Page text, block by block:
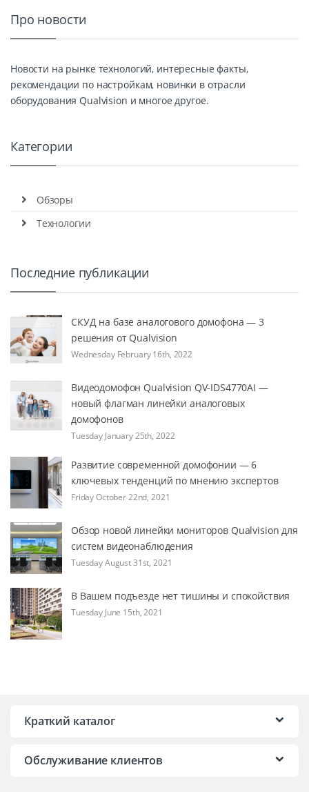
Про новости
Новости на рынке технологий, интересные факты,
рекомендации по настройкам, новинки в отрасли
оборудования Qualvision и многое другое.
Категории
Обзоры
Технологии
Последние публикации
СКУД на базе аналогового домофона — 3
решения от Qualvision
Wednesday February 16th, 2022
Видеодомофон Qualvision QV-IDS4770AI —
новый флагман линейки аналоговых
домофонов
Tuesday January 25th, 2022
Развитие современной домофонии — 6
ключевых тенденций по мнению экспертов
Friday October 22nd, 2021
Обзор новой линейки мониторов Qualvision для
систем видеонаблюдения
Tuesday August 31st, 2021
В Вашем подъезде нет тишины и спокойствия
Tuesday June 15th, 2021
Краткий каталог
Обслуживание клиентов